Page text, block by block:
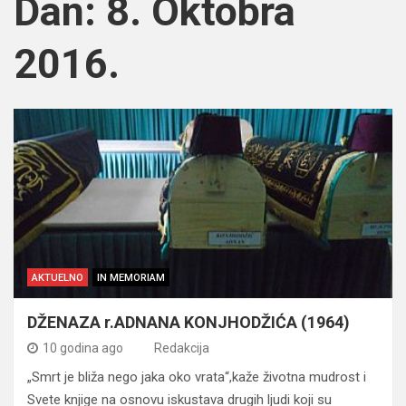
Dan: 8. Oktobra
2016.
AKTUELNO IN MEMORIAM
DŽENAZA r.ADNANA KONJHODŽIĆA (1964)
10 godina ago Redakcija
„Smrt je bliža nego jaka oko vrata“,kaže životna mudrost i
Svete knjige na osnovu iskustava drugih ljudi koji su